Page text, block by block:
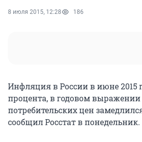
8 июля 2015, 12:28 186
Инфляция в России в июне 2015
процента, в годовом выражении
потребительских цен
сообщил Росстат в понедельник.